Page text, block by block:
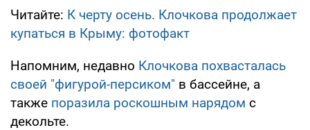
Читайте: К черту осень. Клочкова продолжает
купаться в Крыму: фотофакт
Напомним, недавно Клочкова похвасталась
своей "фигурой-персиком" в бассейне, а
также поразила роскошным нарядом с
декольте.